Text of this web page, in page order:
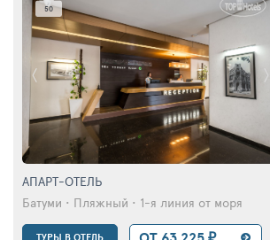
50
АПАРТ-ОТЕЛЬ
Батуми • Пляжный • 1-я линия от моря